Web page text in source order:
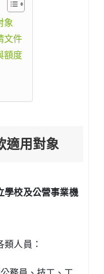
象
文件
額度
適用對象
學校及公營事業機
人員：